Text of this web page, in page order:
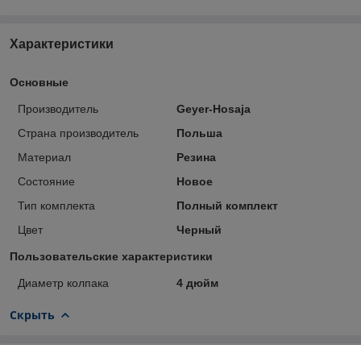
Характеристики
Основные
Производитель
Geyer-Hosaja
Страна производитель
Польша
Материал
Резина
Состояние
Новое
Тип комплекта
Полный комплект
Цвет
Черный
Пользовательские характеристики
Диаметр колпака 4 дюйм
Скрыть